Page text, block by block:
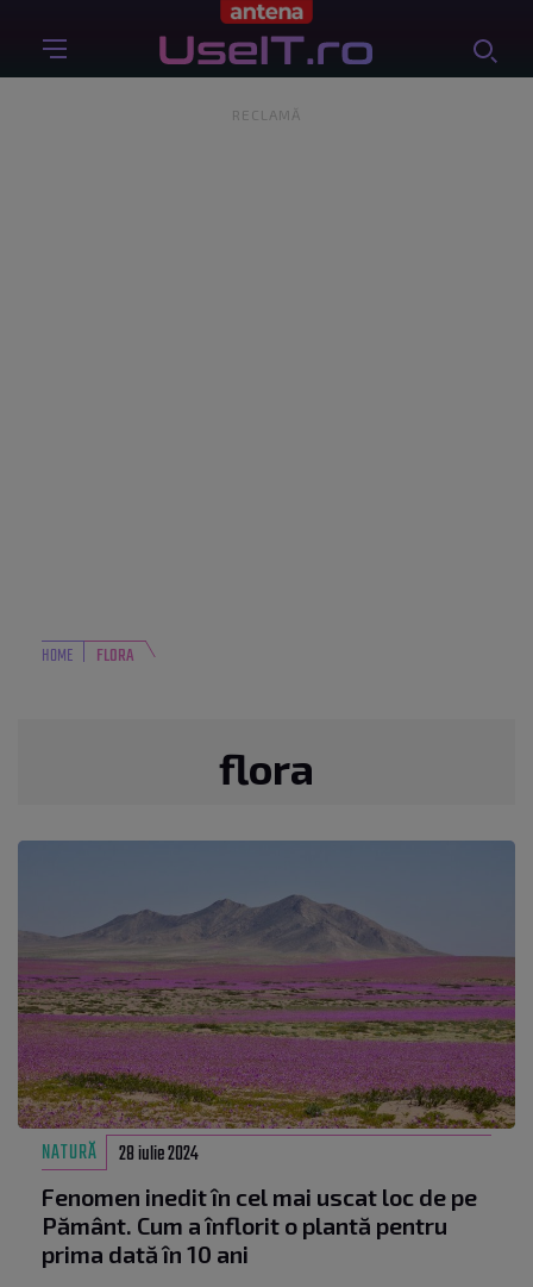
RECLAMĂ
HOME FLORA
flora
NATURĂ 28 iulie 2024
Fenomen inedit în cel mai uscat loc de pe
Pământ. Cum a înflorit o plantă pentru
prima dată în 10 ani